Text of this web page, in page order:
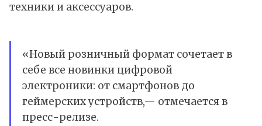
техники и аксессуаров.
«Новый розничный формат сочетает в
себе все новинки цифровой
электроники: от смартфонов до
геймерских устройств,— отмечается в
пресс-релизе.